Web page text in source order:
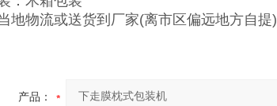
地物流或送货到厂家(离市区偏远地方自提)
产品：